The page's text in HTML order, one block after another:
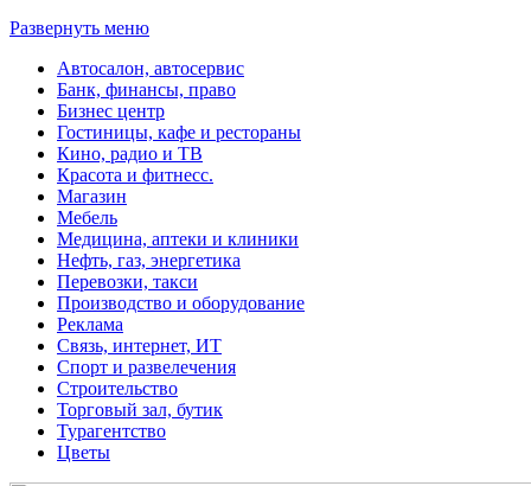
Развернуть меню
Автосалон, автосервис
Банк, финансы, право
Бизнес центр
Гостиницы, кафе и рестораны
Кино, радио и ТВ
Красота и фитнесс.
Магазин
Мебель
Медицина, аптеки и клиники
Нефть, газ, энергетика
Перевозки, такси
Производство и оборудование
Реклама
Связь, интернет, ИТ
Спорт и развелечения
Строительство
Торговый зал, бутик
Турагентство
Цветы